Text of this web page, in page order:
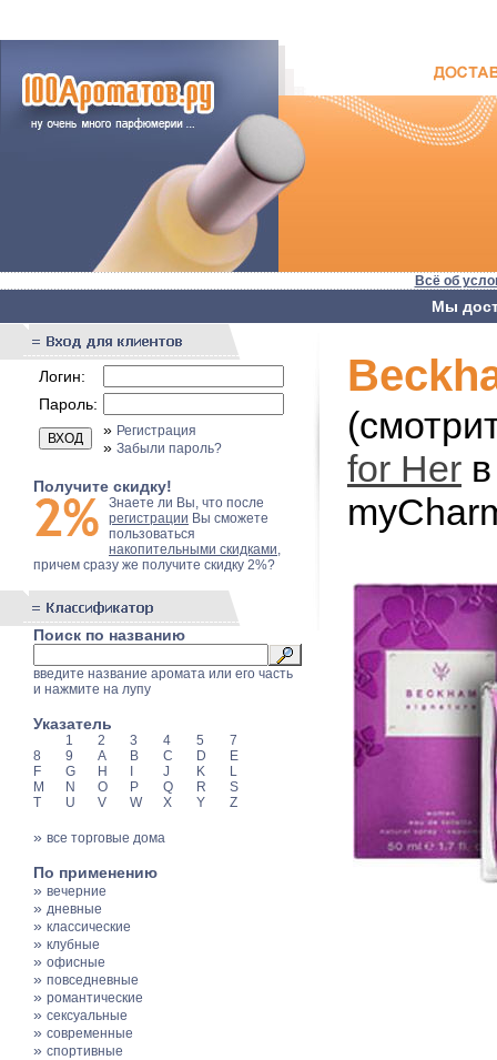
Всё об
Мы
Логин:
Пароль:
» Регистрация
» Забыли пароль?
Получите скидку!
Знаете ли Вы, что после
регистрации Вы сможете
пользоваться
накопительными скидками,
причем сразу же получите скидку 2%?
Поиск по названию
введите название аромата или его часть
и нажмите на лупу
Указатель
1 2 3 4 5
7
8
9 A B C D
E
F
G H J K
L
M
N O P Q R
S
T
U V W X Y Z
» все торговые дома
По применению
» вечерние
» дневные
» классические
» клубные
» офисные
» повседневные
» романтические
» сексуальные
» современные
» спортивные
for Her